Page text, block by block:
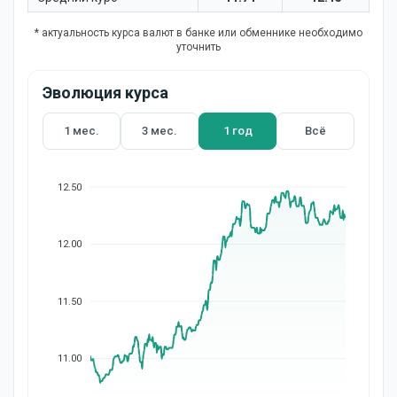
* актуальность курса валют в банке или обменнике необходимо
уточнить
Эволюция курса
1 мес. 3 мес. 1 год Всё
12.50
12.00
11.50
11.00